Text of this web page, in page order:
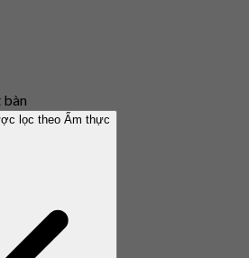
bàn
lọc theo Ẩm thực